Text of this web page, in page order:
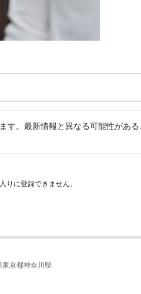
す。最新情報と異なる可能性があ
に登録できません。
東京都神奈川県